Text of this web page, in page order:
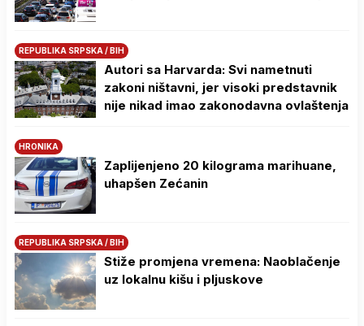
REPUBLIKA SRPSKA / BIH
Autori sa Harvarda: Svi nametnuti
zakoni ništavni, jer visoki predstavnik
nije nikad imao zakonodavna ovlaštenja
HRONIKA
Zaplijenjeno 20 kilograma marihuane,
uhapšen Zećanin
REPUBLIKA SRPSKA / BIH
Stiže promjena vremena: Naoblačenje
uz lokalnu kišu i pljuskove